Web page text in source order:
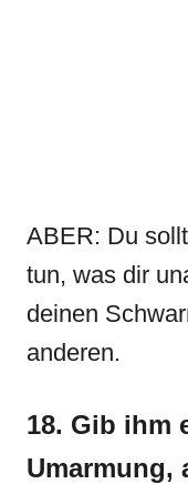
ABER: Du
tun, was dir
deinen
anderen.
18. Gib ihm
Umarmung,